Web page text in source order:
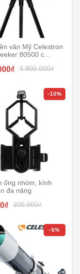
văn Mỹ Celestron
80500 c...
3.900.000₫
-10%
ống nhòm, kính
đa năng
200.000₫
-5%